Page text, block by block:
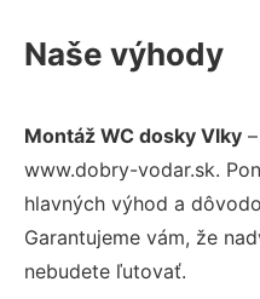
Naše výhody
Montáž WC dosky Vlky
www.dobry-vodar.sk.
hlavných výhod a
Garantujeme vám, že
nebudete ľutovať.